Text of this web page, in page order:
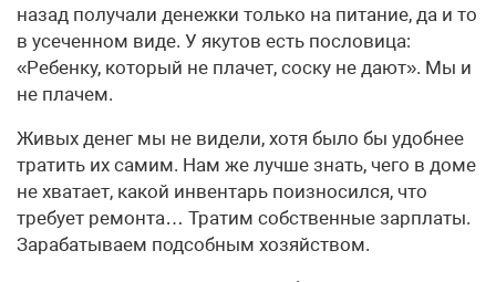
назад получали денежки только на питание, да и то
в усеченном виде. У якутов есть пословица:
«Ребенку, который не плачет, соску не дают». Мы и
не плачем.
Живых денег мы не видели, хотя было бы удобнее
тратить их самим. Нам же лучше знать, чего в доме
не хватает, какой инвентарь поизносился, что
требует ремонта… Тратим собственные зарплаты.
Зарабатываем подсобным хозяйством.